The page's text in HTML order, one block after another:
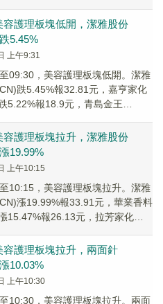
容護理板塊低開，潔雅股份
5.45%
上午9:31
09:30，美容護理板塊低開。潔雅
跌5.45%報32.81元，嘉亨家化
5.22%報18.9元，青島金王
容護理板塊拉升，潔雅股份
19.99%
上午10:15
10:15，美容護理板塊拉升。潔雅
漲19.99%報33.91元，華業香料
15.47%報26.13元，拉芳家化
容護理板塊拉升，兩面針
10.03%
上午10:30
10:30，美容護理板塊拉升。兩面